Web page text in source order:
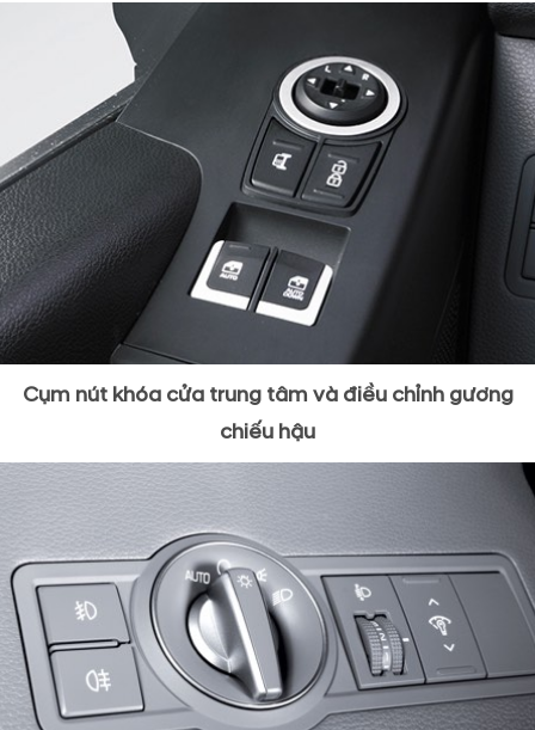
Cụm nút khóa cửa trung tâm và điều chỉnh gương
chiếu hậu